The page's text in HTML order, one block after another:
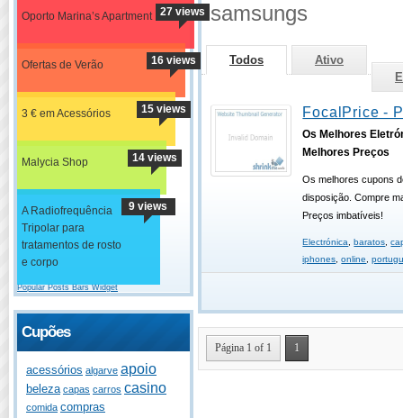
Oporto Marina’s Apartment 27 views
Ofertas de Verão 16 views
3 € em Acessórios 15 views
Malycia Shop 14 views
A Radiofrequência
Tripolar para
tratamentos de rosto
e corpo
9 views
Popular Posts Bars Widget
Cupões
acessórios algarve apoio
beleza capas carros casino
comida compras
samsungs
Todos
Ativo
FocalPrice -
Os Melhores
Melhores Preços
Os melhores cupons
disposição. Compre
Preços imbatíveis!
Electrónica ,baratos ,
iphones ,online ,
Página 1 of 1 1